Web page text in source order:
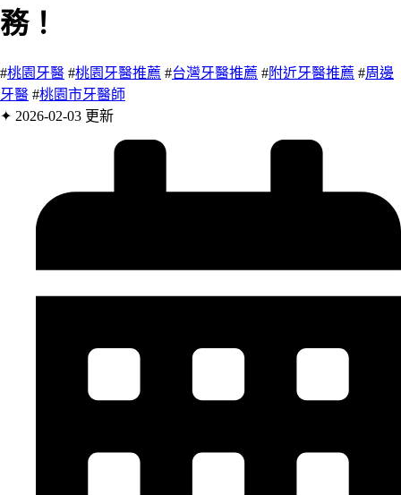
務！
#桃園牙醫 #桃園牙醫推薦 #台灣牙醫推薦 #附近牙醫推薦 #周邊
牙醫 #桃園市牙醫師
✦ 2026-02-03 更新